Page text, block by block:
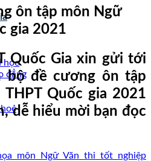
học
đẳng
ôn tập môn Ngữ
gia 2021
Quốc Gia xin gửi tới
bộ đề cương ôn tập
Quốc gia 2021
dễ hiểu mời bạn đọc
môn Ngữ Văn thi tốt nghiệp